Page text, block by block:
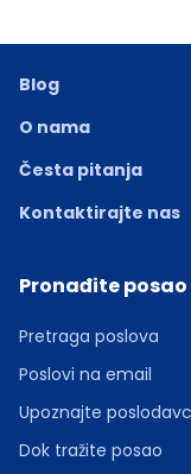
Blog
O nama
Česta pitanja
Kontaktirajte nas
Pronađite posao
Pretraga poslova
Poslovi na email
Upoznajte
Dok tražite posao